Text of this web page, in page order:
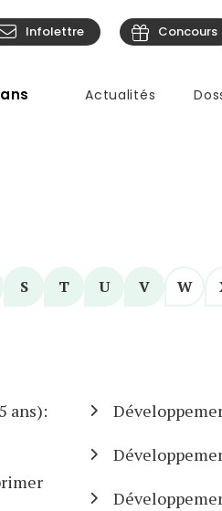
Actualités
Infolettre Concours
S T U V W
ans):